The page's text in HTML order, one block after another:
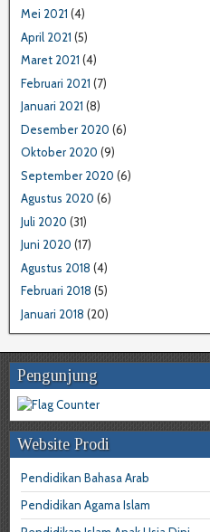
Mei 2021 (4)
April 2021 (5)
Maret 2021 (4)
Februari 2021 (7)
Januari 2021 (8)
Desember 2020 (6)
Oktober 2020 (9)
September 2020 (6)
Agustus 2020 (6)
Juli 2020 (31)
Juni 2020 (17)
Agustus 2018 (4)
Februari 2018 (5)
Januari 2018 (20)
Pengunjung
Website Prodi
Pendidikan Bahasa Arab
Pendidikan Agama Islam